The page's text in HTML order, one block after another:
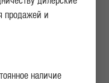
КОМФОРТ
продажей и
наличие